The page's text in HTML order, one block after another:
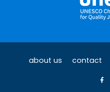
about us contact